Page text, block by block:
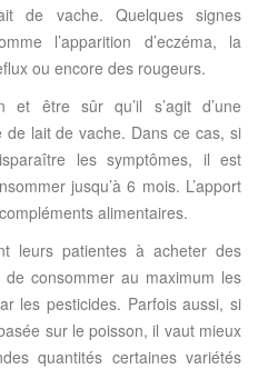
de vache. Quelques signes
l’apparition d’eczéma, la
ou encore des rougeurs.
être sûr qu’il s’agit d’une
lait de vache. Dans ce cas, si
les symptômes, il est
jusqu’à 6 mois. L’apport
alimentaires.
leurs patientes à acheter des
consommer au maximum les
les pesticides. Parfois aussi, si
sur le poisson, il vaut mieux
quantités certaines variétés